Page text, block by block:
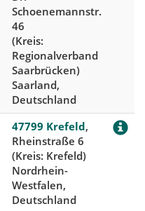
Schoenemannstr.
46
(Kreis:
Regionalverband
Saarbrücken)
Saarland,
Deutschland
47799 Krefeld,
Rheinstraße 6
(Kreis: Krefeld)
Nordrhein-
Westfalen,
Deutschland